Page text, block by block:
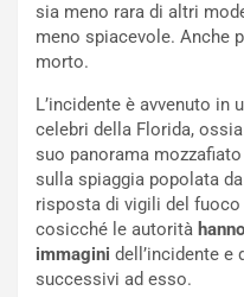
sia meno rara di altri
meno spiacevole. Anche
morto.
L’incidente è avvenuto
celebri della Florida,
suo panorama
sulla spiaggia popolata
risposta di vigili del
cosicché le autorità
immagini dell’incidente
successivi ad esso.
o
O
a
o
d
e
g
e
D
D
F
o
m